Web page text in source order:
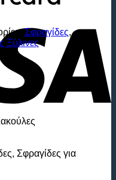
Σφραγίδες,
Ξύλινες
Σφραγίδες για